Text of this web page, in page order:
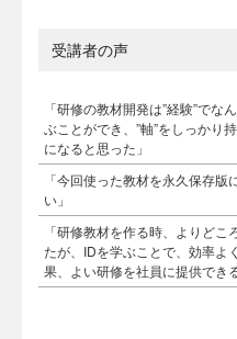
受講者の声
「研修の教材開発は”経験”でな
ぶことができ、”軸”をしっかり
になると思った」
「今回使った教材を永久保存
い」
「研修教材を作る時、よりど
たが、IDを学ぶことで、効率よ
果、よい研修を社員に提供でき